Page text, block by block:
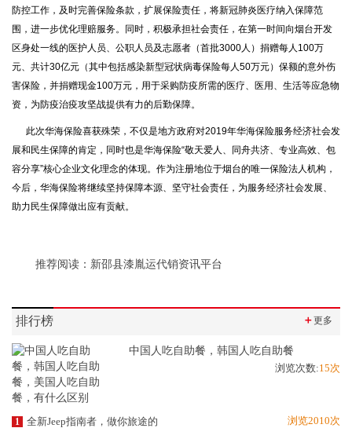
防控工作，及时完善保险条款，扩展保险责任，将新冠肺炎医疗纳入保障范
围，进一步优化理赔服务。同时，积极承担社会责任，在第一时间向烟台开发
区身处一线的医护人员、公职人员及志愿者（首批3000人）捐赠每人100万
元、共计30亿元（其中包括感染新型冠状病毒保险每人50万元）保额的意外伤
害保险，并捐赠现金100万元，用于采购防疫所需的医疗、医用、生活等应急物
资，为防疫治疫攻坚战提供有力的后勤保障。
此次华海保险喜获殊荣，不仅是地方政府对2019年华海保险服务经济社会发
展和民生保障的肯定，同时也是华海保险“敬天爱人、同舟共济、专业高效、包
容分享”核心企业文化理念的体现。作为注册地位于烟台的唯一保险法人机构，
今后，华海保险将继续坚持保障本源、坚守社会责任，为服务经济社会发展、
助力民生保障做出应有贡献。
推荐阅读： 新邵县漆胤运代销资讯平台
排行榜 ＋更多
中国人吃自助餐，韩国人吃自助餐
浏览次数:15次
1 全新Jeep指南者，做你旅途的 浏览2010次